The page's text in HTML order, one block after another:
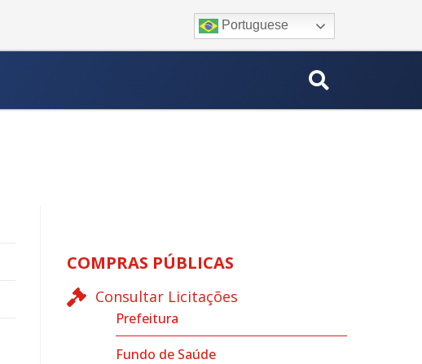
Portuguese
COMPRAS PÚBLICAS
Consultar Licitações
Prefeitura
Fundo de Saúde